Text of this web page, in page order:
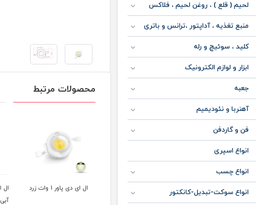
لحیم ( قلع ) ، روغن لحیم ، فلاکس
منبع تغذیه ، آداپتور ،ترانس و باتری
کلید ، سوئیچ و رله
ابزار و لوازم الکترونیک
جعبه
آهنربا و نئودیمیم
فن و گاردفن
انواع اسپری
انواع چسب
انواع سوکت-تبدیل-کانکتور
محصولات مرتبط
ال ای دی پاور 1 وات زرد
آبی